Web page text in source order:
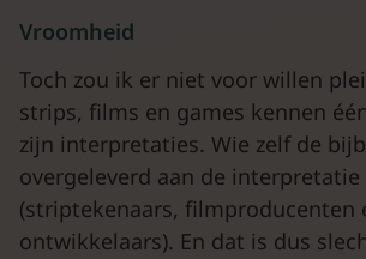
Vroomheid
Toch zou ik er niet voor willen
strips, films en games kennen
zijn interpretaties. Wie zelf de
overgeleverd aan de interpretatie
(striptekenaars, filmproducenten
ontwikkelaars). En dat is dus